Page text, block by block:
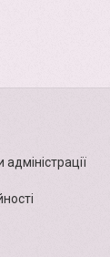
адміністрації